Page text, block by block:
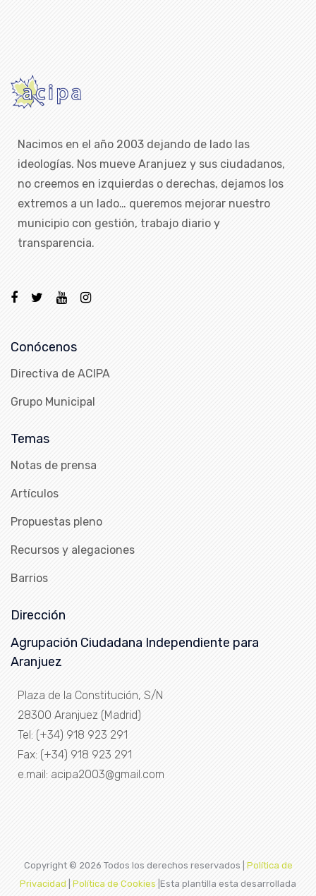
Nacimos en el año 2003 dejando de lado las
ideologías. Nos mueve Aranjuez y sus ciudadanos,
no creemos en izquierdas o derechas, dejamos los
extremos a un lado… queremos mejorar nuestro
municipio con gestión, trabajo diario y
transparencia.
Conócenos
Directiva de ACIPA
Grupo Municipal
Temas
Notas de prensa
Artículos
Propuestas pleno
Recursos y alegaciones
Barrios
Dirección
Agrupación Ciudadana Independiente para
Aranjuez
Plaza de la Constitución, S/N
28300 Aranjuez (Madrid)
Tel: (+34) 918 923 291
Fax: (+34) 918 923 291
e.mail: acipa2003@gmail.com
Copyright © 2026 Todos los derechos reservados | Política de
Privacidad
Política de Cookies |Esta plantilla esta desarrollada